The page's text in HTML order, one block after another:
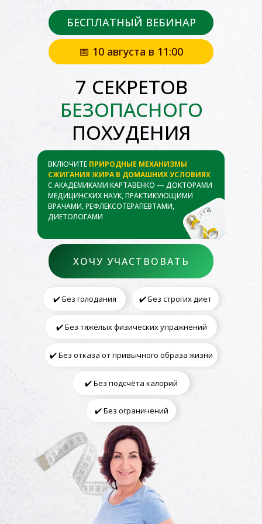
7 СЕКРЕТОВ
БЕЗОПАСНОГО
ПОХУДЕНИЯ
ВКЛЮЧИТЕ ПРИРОДНЫЕ МЕХАНИЗМЫ
СЖИГАНИЯ ЖИРА В ДОМАШНИХ УСЛОВИЯХ
С АКАДЕМИКАМИ КАРТАВЕНКО — ДОКТОРАМИ
МЕДИЦИНСКИХ НАУК, ПРАКТИКУЮЩИМИ
ВРАЧАМИ, РЕФЛЕКСОТЕРАПЕВТАМИ,
ДИЕТОЛОГАМИ
БЕСПЛАТНЫЙ ВЕБИНАР
📅 10 августа в 11:00
✔️ Без голодания ✔️ Без строгих диет
✔️ Без тяжёлых физических упражнений
✔️ Без отказа от привычного образа жизни
✔️ Без подсчёта калорий
✔️ Без ограничений
ХОЧУ УЧАСТВОВАТЬ